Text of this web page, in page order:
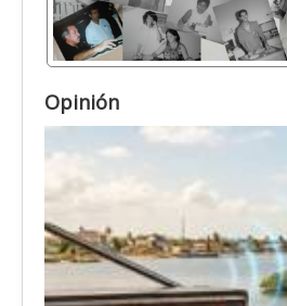
Opinión